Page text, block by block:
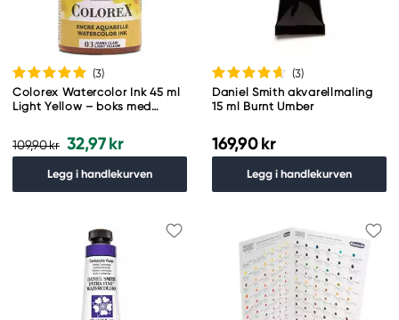
(3)
Colorex Watercolor Ink 45 ml
Light Yellow – boks med
109,90 kr 32,97 kr
Legg i handlekurven
(3)
Daniel Smith akvarellmaling
15 ml Burnt Umber
169,90 kr
Legg i handlekurven